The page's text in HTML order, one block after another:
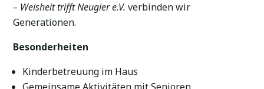
– Weisheit trifft Neugier e.V. verbinden wir
Generationen.
Besonderheiten
Kinderbetreuung im Haus